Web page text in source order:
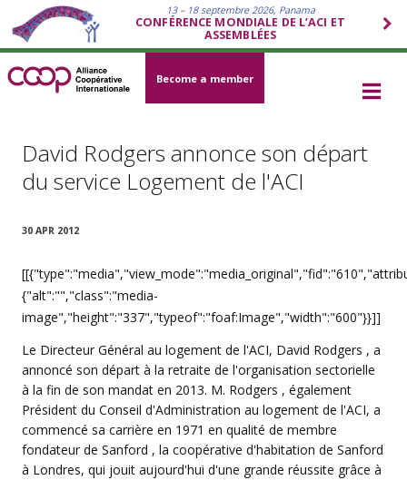
13 – 18 septembre 2026, Panama
CONFÉRENCE MONDIALE DE L’ACI ET
ASSEMBLÉES
Become a member
David Rodgers annonce son départ
du service Logement de l'ACI
30 APR 2012
{"alt":"","class":"media-
image","height":"337","typeof":"foaf:Image","width":"600"}}]]
Le Directeur Général au logement de l'ACI, David Rodgers , a
annoncé son départ à la retraite de l'organisation sectorielle
à la fin de son mandat en 2013. M. Rodgers , également
Président du Conseil d'Administration au logement de l'ACI, a
commencé sa carrière en 1971 en qualité de membre
fondateur de Sanford , la coopérative d'habitation de Sanford
à Londres, qui jouit aujourd'hui d'une grande réussite grâce à